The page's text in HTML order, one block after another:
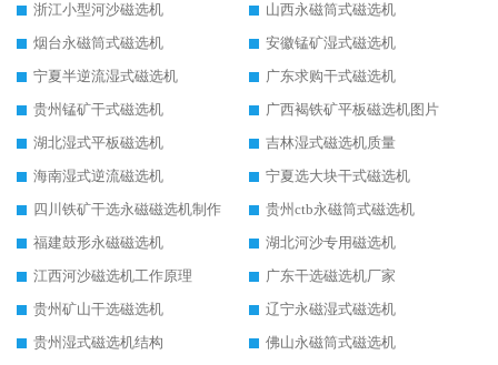
浙江小型河沙磁选机
山西永磁筒式磁选机
烟台永磁筒式磁选机
安徽锰矿湿式磁选机
宁夏半逆流湿式磁选机
广东求购干式磁选机
贵州锰矿干式磁选机
广西褐铁矿平板磁选机图片
湖北湿式平板磁选机
吉林湿式磁选机质量
海南湿式逆流磁选机
宁夏选大块干式磁选机
四川铁矿干选永磁磁选机制作
贵州ctb永磁筒式磁选机
福建鼓形永磁磁选机
湖北河沙专用磁选机
江西河沙磁选机工作原理
广东干选磁选机厂家
贵州矿山干选磁选机
辽宁永磁湿式磁选机
贵州湿式磁选机结构
佛山永磁筒式磁选机